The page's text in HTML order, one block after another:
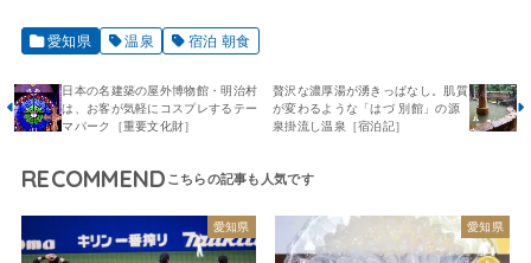
愛知県 温泉 宿泊 朝食
日本の名建築の屋外博物館・明治村
は、お客が気軽にコスプレするテー
マパーク［重要文化財］
贅沢な濃厚湯が湧きっぱなし。肌質
が変わるような「はづ 別館」の源
泉掛流し温泉［宿泊記］
RECOMMEND
愛知県 愛知県